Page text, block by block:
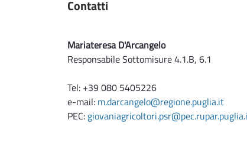
Contatti
Mariateresa D'Arcangelo
Responsabile Sottomisure 4.1.B, 6.1
Tel: +39 080 5405226
e-mail: m.darcangelo@regione.puglia.it
PEC: